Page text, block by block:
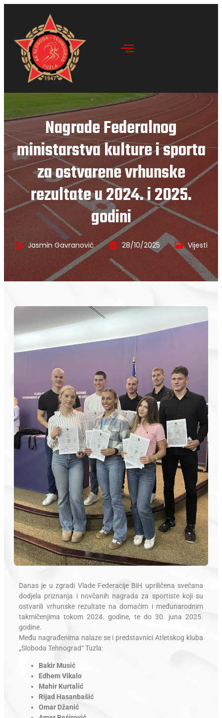
Nagrade Federalnog
ministarstva kulture i sporta
za ostvarene vrhunske
rezultate u 2024. i 2025.
godini
Jasmin Gavranović 28/10/2025 Vijesti
Danas je u zgradi Vlade Federacije BiH upriličena svečana
dodjela priznanja i novčanih nagrada za sportiste koji su
ostvarili vrhunske rezultate na domaćim i međunarodnim
takmičenjima tokom 2024. godine, te do 30. juna 2025.
godine.
Među nagrađenima nalaze se i predstavnici Atletskog kluba
„Sloboda Tehnograd“ Tuzla:
Bakir Musić
Edhem Vikalo
Mahir Kurtalić
Rijad Hasanbašić
Omar Džanić